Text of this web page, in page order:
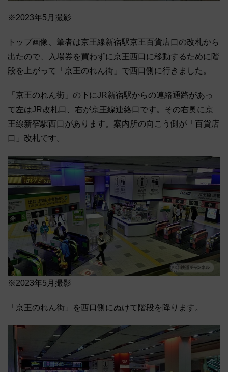
※2023年5月撮影
トップ画像、筆者は京王線新宿駅京王百貨店口の改札から
出たので、入場券を買わずに京王西口に移動するために階
段を上がって「京王のれん街」で西口側に行きました。
「京王のれん街」の下にJR新宿駅からの連絡通路があっ
て左はJR改札口、右が京王線連絡口です。その右奥に京
王線新宿駅西口があります。案内所の向こう側が「百貨店
口」改札です。
※2023年5月撮影
「京王のれん街」を西口側にぬけて階段を降ります。